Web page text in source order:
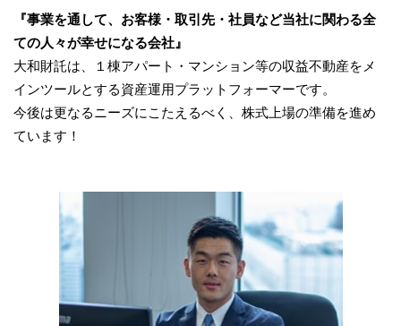
『事業を通して、お客様・取引先・社員など当社に関わる全
ての人々が幸せになる会社』
大和財託は、１棟アパート・マンション等の収益不動産をメ
インツールとする資産運用プラットフォーマーです。
今後は更なるニーズにこたえるべく、株式上場の準備を進め
ています！